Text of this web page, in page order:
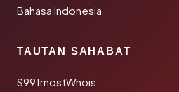
Bahasa Indonesia
TAUTAN SAHABAT
S991mostWhois